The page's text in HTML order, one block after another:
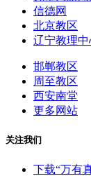
信德网
北京教区
辽宁教理中
邯郸教区
周至教区
西安南堂
更多网站
关注我们
下载“万有